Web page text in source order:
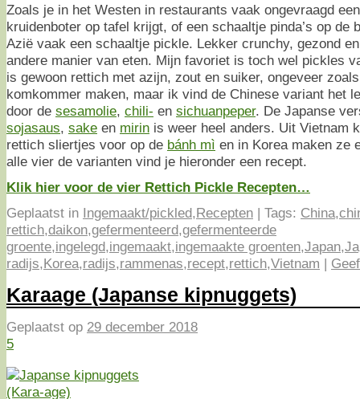
Zoals je in het Westen in restaurants vaak ongevraagd
kruidenboter op tafel krijgt, of een schaaltje pinda’s op de
Azië vaak een schaaltje pickle. Lekker crunchy, gezond
andere manier van eten. Mijn favoriet is toch wel pickles
is gewoon rettich met azijn, zout en suiker, ongeveer
komkommer maken, maar ik vind de Chinese variant het
door de sesamolie, chili- en sichuanpeper. De Japanse
sojasaus, sake en mirin is weer heel anders. Uit Vietnam
rettich sliertjes voor op de bánh mì en in Korea maken ze
alle vier de varianten vind je hieronder een recept.
Klik hier voor de vier Rettich Pickle Recepten…
Geplaatst in Ingemaakt/pickled,Recepten | Tags: China,
rettich,daikon,gefermenteerd,gefermenteerde
groente,ingelegd,ingemaakt,ingemaakte groenten,Japan,
radijs,Korea,radijs,rammenas,recept,rettich,Vietnam |
Karaage (Japanse kipnuggets)
Geplaatst op 29 december 2018
5